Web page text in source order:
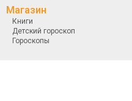
Магазин
Книги
Детский гороскоп
Гороскопы